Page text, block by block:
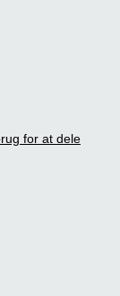
for at dele